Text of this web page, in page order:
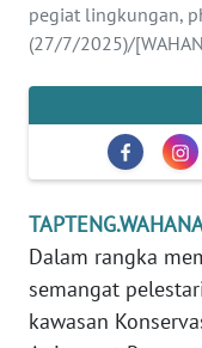
pegiat lingkungan,
(27/7/2025)/
Dalam rangka
semangat
kawasan
PEDOMAN
MEDIA
SIBER
DISCLAIMER
Wahana